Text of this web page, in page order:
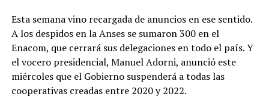
Esta semana vino recargada de anuncios en ese sentido.
A los despidos en la Anses se sumaron 300 en el
Enacom, que cerrará sus delegaciones en todo el país. Y
el vocero presidencial, Manuel Adorni, anunció este
miércoles que el Gobierno suspenderá a todas las
cooperativas creadas entre 2020 y 2022.